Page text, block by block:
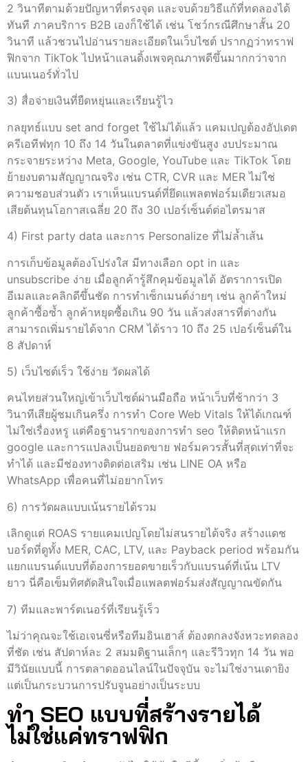
2 วินาทีตามด้วยปัญหาที่ตรงจุด และจบด้วยวิธีแก้ที่ทดลองได้
ทันที ภาคบริการ B2B เองก็ใช้ได้ เช่น โชว์กรณีศึกษาสั้น 20
วินาที แล้วชวนไปอ่านรายละเอียดในเว็บไซต์ ปรากฏว่าทราฟ
ฟิกจาก TikTok ไปหน้าแลนดิ้งเพจคุณภาพดีขึ้นมากกว่าจาก
แบนเนอร์ทั่วไป
3) สื่อจ่ายเงินที่ยืดหยุ่นและเรียนรู้ไว
กลยุทธ์แบบ set and forget ใช้ไม่ได้แล้ว แคมเปญต้องอัปเดต
ครีเอทีฟทุก 10 ถึง 14 วันในตลาดที่แข่งขันสูง งบประมาณ
กระจายระหว่าง Meta, Google, YouTube และ TikTok โดย
ย้ายงบตามสัญญาณจริง เช่น CTR, CVR และ MER ไม่ใช่
ความชอบส่วนตัว เราเห็นแบรนด์ที่ยึดแพลตฟอร์มเดียวเสมอ
เสียต้นทุนโอกาสเฉลี่ย 20 ถึง 30 เปอร์เซ็นต์ต่อไตรมาส
4) First party data และการ Personalize ที่ไม่ล้ำเส้น
การเก็บข้อมูลต้องโปร่งใส มีทางเลือก opt in และ
unsubscribe ง่าย เมื่อลูกค้ารู้สึกคุมข้อมูลได้ อัตราการเปิด
อีเมลและคลิกดีขึ้นชัด การทำเซ็กเมนต์ง่ายๆ เช่น ลูกค้าใหม่
ลูกค้าซื้อซ้ำ ลูกค้าหยุดซื้อเกิน 90 วัน แล้วส่งสารที่ต่างกัน
สามารถเพิ่มรายได้จาก CRM ได้ราว 10 ถึง 25 เปอร์เซ็นต์ใน
8 สัปดาห์
5) เว็บไซต์เร็ว ใช้ง่าย วัดผลได้
คนไทยส่วนใหญ่เข้าเว็บไซต์ผ่านมือถือ หน้าเว็บที่ช้ากว่า 3
วินาทีเสียผู้ชมเกินครึ่ง การทำ Core Web Vitals ให้ได้เกณฑ์
ไม่ใช่เรื่องหรู แต่คือฐานรากของการทํา seo ให้ติดหน้าแรก
google และการแปลงเป็นยอดขาย ฟอร์มควรสั้นที่สุดเท่าที่จะ
ทำได้ และมีช่องทางติดต่อเสริม เช่น LINE OA หรือ
WhatsApp เพื่อคนที่ไม่อยากโทร
6) การวัดผลแบบเน้นรายได้รวม
เลิกดูแต่ ROAS รายแคมเปญโดยไม่สนรายได้จริง สร้างแดช
บอร์ดที่ดูทั้ง MER, CAC, LTV, และ Payback period พร้อมกัน
แยกแบรนด์แบบที่ต้องการยอดขายเร็วกับแบรนด์ที่เน้น LTV
ยาว นี่คือเข็มทิศตัดสินใจเมื่อแพลตฟอร์มส่งสัญญาณขัดกัน
7) ทีมและพาร์ตเนอร์ที่เรียนรู้เร็ว
ไม่ว่าคุณจะใช้เอเจนซี่หรือทีมอินเฮาส์ ต้องตกลงจังหวะทดลอง
ที่ชัด เช่น สัปดาห์ละ 2 สมมติฐานเล็กๆ และรีวิวทุก 14 วัน พอ
มีวินัยแบบนี้ การตลาดออนไลน์ในปัจจุบัน จะไม่ใช่งานเดายิง
แต่เป็นกระบวนการปรับจูนอย่างเป็นระบบ
ทำ SEO แบบที่สร้างรายได้
ไม่ใช่แค่ทราฟฟิก